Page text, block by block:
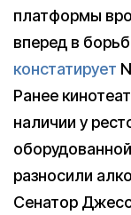
платформы
вперед в
констатирует
Ранее
наличии у
разносили
Сенатор